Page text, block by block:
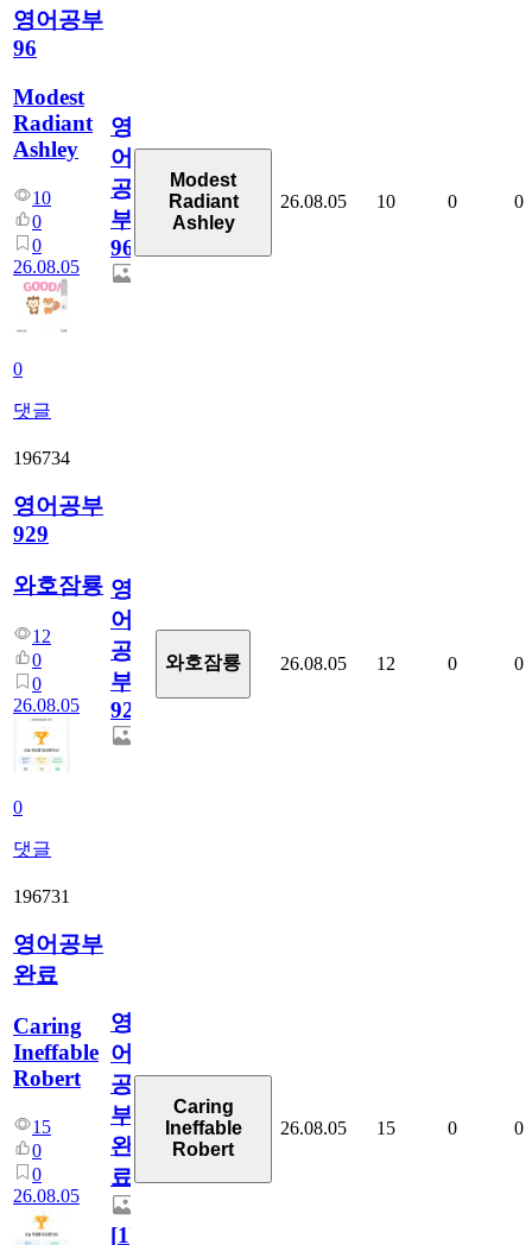
영어공부
96
Modest
Radiant
Ashley
10
0
0
26.08.05
0
댓글
영
어
공
부
96
Modest
Radiant
Ashley
26.08.05 10 0 0
196734
영어공부
929
와호잠룡
12
0
0
26.08.05
0
댓글
영
어
공
부
929
와호잠룡 26.08.05 12 0 0
196731
영어공부
완료
Caring
Ineffable
Robert
15
0
0
26.08.05
영
어
공
부
완
료
[1]
Caring
Ineffable
Robert
26.08.05 15 0 0